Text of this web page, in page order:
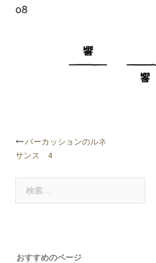
08
投
稿
ナ
シ
パーカッションのルネ
サンス 4
おすすめのページ